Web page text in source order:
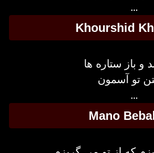
...
Khourshid
باز ستاره ها
تو آسمون
...
Mano